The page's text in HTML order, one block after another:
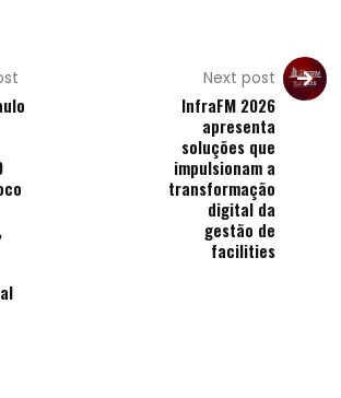
Next post
InfraFM 2026
apresenta
soluções que
impulsionam a
transformação
digital da
gestão de
facilities